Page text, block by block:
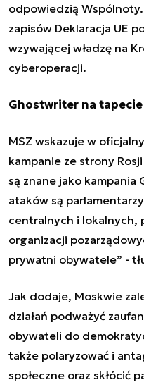
odpowiedzią
zapisów Deklaracja UE
wzywającej władzę na
cyberoperacji.
Ghostwriter na tapecie
MSZ wskazuje w
kampanie ze strony
są znane jako kampania
ataków są
centralnych i lokalnych,
organizacji
prywatni obywatele” -
Jak dodaje, Moskwie
działań podważyć
obywateli do
także polaryzować i
społeczne oraz skłócić